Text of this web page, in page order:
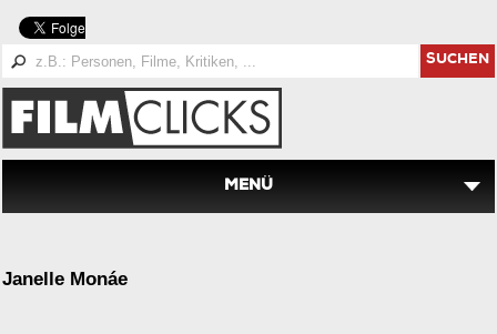
SUCHEN
MENÜ
Janelle Monáe